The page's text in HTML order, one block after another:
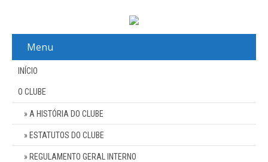
Menu
INÍCIO
O CLUBE
A HISTÓRIA DO CLUBE
ESTATUTOS DO CLUBE
REGULAMENTO GERAL INTERNO